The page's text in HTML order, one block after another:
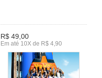
R$ 49,00
Em até 10X de R$ 4,90